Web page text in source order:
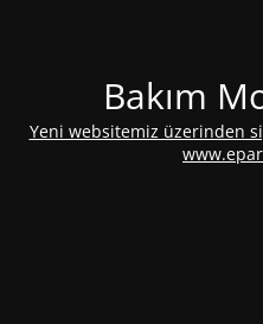
Bakım
Yeni websitemiz üzerinden